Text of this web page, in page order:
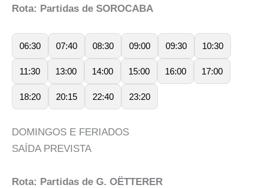
Rota: Partidas de SOROCABA
06:30 07:40 08:30 09:00 09:30 10:30
11:30 13:00 14:00 15:00 16:00 17:00
18:20 20:15 22:40 23:20
DOMINGOS E FERIADOS
SAÍDA PREVISTA
Rota: Partidas de G. OËTTERER